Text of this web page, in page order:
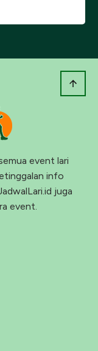
event lari
info
juga
event.